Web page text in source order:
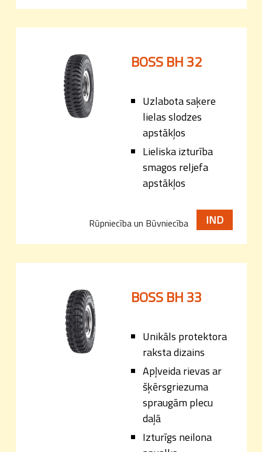
BOSS BH 32
Uzlabota saķere
lielas slodzes
apstākļos
Lieliska izturība
smagos reljefa
apstākļos
Rūpniecība un Būvniecība IND
BOSS BH 33
Unikāls protektora
raksta dizains
Apļveida rievas ar
šķērsgriezuma
spraugām plecu
daļā
Izturīgs neilona